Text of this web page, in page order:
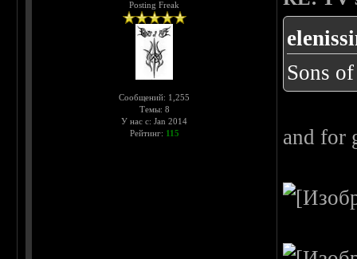
Posting Freak
Сообщений: 1,255
Темы: 8
У нас с: Jan 2014
Рейтинг: 115
Sons
and for